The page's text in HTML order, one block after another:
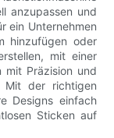
anzupassen und
ein Unternehmen
hinzufügen oder
mit einer
mit Präzision und
Mit der richtigen
Designs einfach
Sticken auf